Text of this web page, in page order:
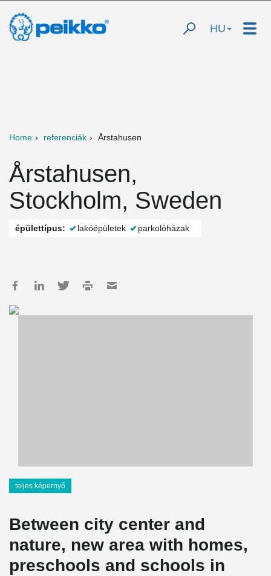
HU
Home referenciák Årstahusen
Årstahusen,
Stockholm, Sweden
épülettípus: lakóépületek parkolóházak
teljes képernyő
Between city center and
nature, new area with homes,
preschools and schools in